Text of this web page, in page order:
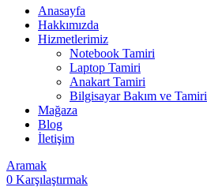
Anasayfa
Hakkımızda
Hizmetlerimiz
Notebook Tamiri
Laptop Tamiri
Anakart Tamiri
Bilgisayar Bakım ve Tamiri
Mağaza
Blog
İletişim
Aramak
0 Karşılaştırmak